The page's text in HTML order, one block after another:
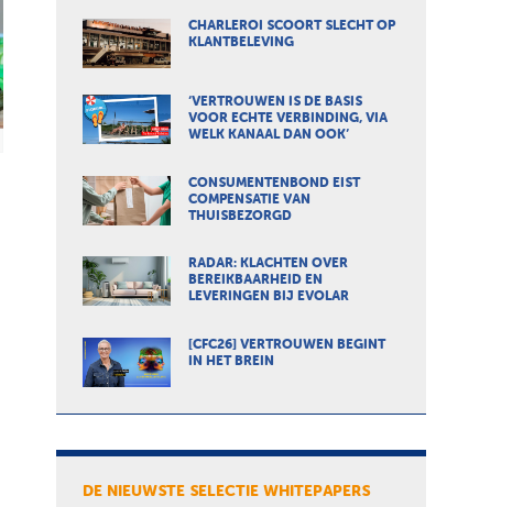
CHARLEROI SCOORT SLECHT OP
KLANTBELEVING
‘VERTROUWEN IS DE BASIS
VOOR ECHTE VERBINDING, VIA
WELK KANAAL DAN OOK’
CONSUMENTENBOND EIST
COMPENSATIE VAN
THUISBEZORGD
RADAR: KLACHTEN OVER
BEREIKBAARHEID EN
LEVERINGEN BIJ EVOLAR
[CFC26] VERTROUWEN BEGINT
IN HET BREIN
DE NIEUWSTE SELECTIE WHITEPAPERS